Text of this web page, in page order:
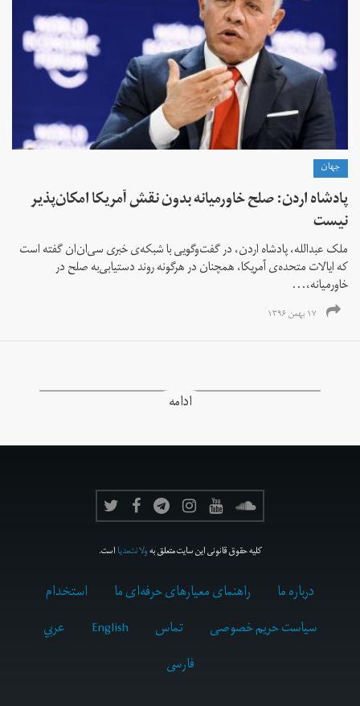
جهان
پادشاه اردن: صلح خاورمیانه بدون نقش آمریکا امکان‌پذیر
نیست
ملک عبدالله، پادشاه اردن، در گفت‌وگویی با شبکه‌ی خبری سی‌ان‌ان گفته است
که ایالات متحده‌ی آمریکا، همچنان در هرگونه روند دستیابی‌به صلح در
خاورمیانه،...
۱۷ بهمن ۱۳۹۶
ادامه
کلیه حقوق قانونی این سایت متعلق بهولانت‌مدیااست.
درباره ما راهنمای معیارهای حرفه‌ای ما
استخدام
سیاست حریم خصوصی
تماس English
عربي
فارسى